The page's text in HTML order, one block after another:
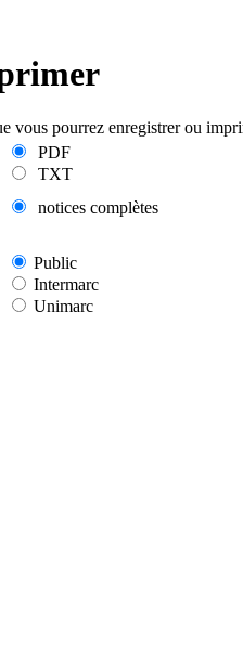
vous pourrez enregistrer ou
PDF
TXT
notices complètes
Public
Intermarc
Unimarc